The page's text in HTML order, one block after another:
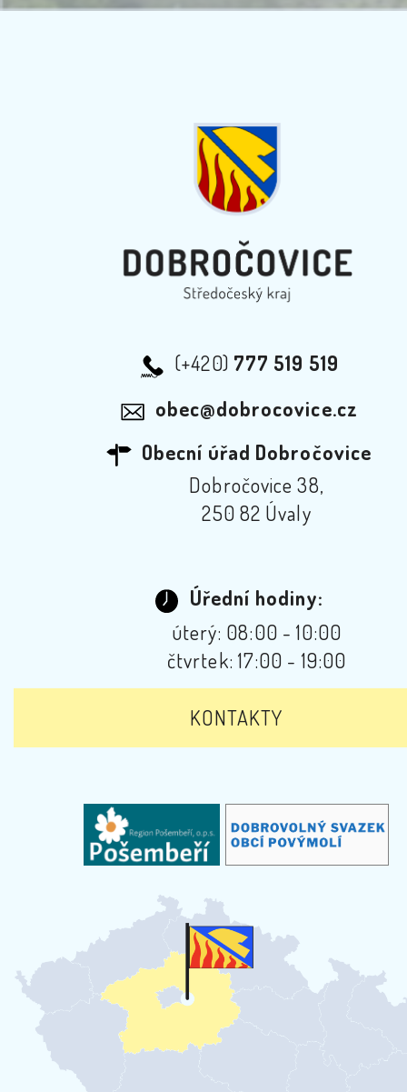
(+420) 777 519 519
obec@dobrocovice.cz
Obecní úřad Dobročovice
Dobročovice 38,
250 82 Úvaly
Úřední hodiny:
úterý: 08:00 - 10:00
čtvrtek: 17:00 - 19:00
KONTAKTY